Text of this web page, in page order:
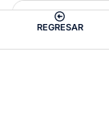
REGRESAR